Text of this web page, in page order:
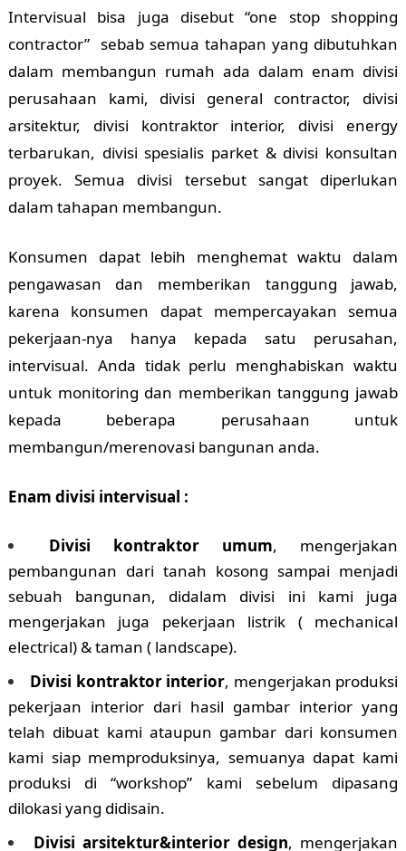
Intervisual bisa juga disebut “one stop shopping
contractor” sebab semua tahapan yang dibutuhkan
dalam membangun rumah ada dalam enam divisi
perusahaan kami, divisi general contractor, divisi
arsitektur, divisi kontraktor interior, divisi energy
terbarukan, divisi spesialis parket & divisi konsultan
proyek. Semua divisi tersebut sangat diperlukan
dalam tahapan membangun.
Konsumen dapat lebih menghemat waktu dalam
pengawasan dan memberikan tanggung jawab,
karena konsumen dapat mempercayakan semua
pekerjaan-nya hanya kepada satu perusahan,
intervisual. Anda tidak perlu menghabiskan waktu
untuk monitoring dan memberikan tanggung jawab
kepada beberapa perusahaan untuk
membangun/merenovasi bangunan anda.
Enam divisi intervisual :
Divisi kontraktor umum, mengerjakan
pembangunan dari tanah kosong sampai menjadi
sebuah bangunan, didalam divisi ini kami juga
mengerjakan juga pekerjaan listrik ( mechanical
electrical) & taman ( landscape).
Divisi kontraktor interior, mengerjakan produksi
pekerjaan interior dari hasil gambar interior yang
telah dibuat kami ataupun gambar dari konsumen
kami siap memproduksinya, semuanya dapat kami
produksi di “workshop” kami sebelum dipasang
dilokasi yang didisain.
Divisi arsitektur&interior design, mengerjakan